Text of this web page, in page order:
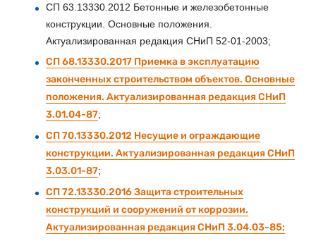
СП 63.13330.2012 Бетонные и железобетонные
конструкции. Основные положения.
Актуализированная редакция СНиП 52-01-2003;
СП 68.13330.2017 Приемка в эксплуатацию
законченных строительством объектов. Основные
положения. Актуализированная редакция СНиП
3.01.04-87;
СП 70.13330.2012 Несущие и ограждающие
конструкции. Актуализированная редакция СНиП
3.03.01-87;
СП 72.13330.2016 Защита строительных
конструкций и сооружений от коррозии.
Актуализированная редакция СНиП 3.04.03-85;